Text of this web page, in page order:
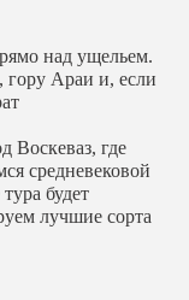
над ущельем.
гору Араи и, если
Воскеваз, где
средневековой
будет
лучшие сорта